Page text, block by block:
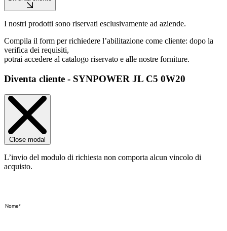
I nostri prodotti sono riservati esclusivamente ad aziende.
Compila il form per richiedere l’abilitazione come cliente: dopo la
verifica dei requisiti,
potrai accedere al catalogo riservato e alle nostre forniture.
Diventa cliente - SYNPOWER JL C5 0W20
Close modal
L’invio del modulo di richiesta non comporta alcun vincolo di
acquisto.